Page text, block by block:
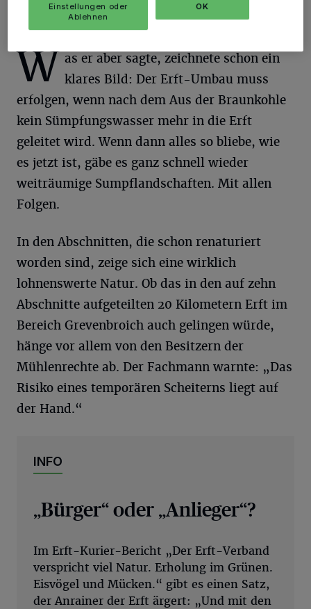
Von Gerhard P. Müller
W as er aber sagte, zeichnete schon ein
klares Bild: Der Erft-Umbau muss
erfolgen, wenn nach dem Aus der Braunkohle
kein Sümpfungswasser mehr in die Erft
geleitet wird. Wenn dann alles so bliebe, wie
es jetzt ist, gäbe es ganz schnell wieder
weiträumige Sumpflandschaften. Mit allen
Folgen.
In den Abschnitten, die schon renaturiert
worden sind, zeige sich eine wirklich
lohnenswerte Natur. Ob das in den auf zehn
Abschnitte aufgeteilten 20 Kilometern Erft im
Bereich Grevenbroich auch gelingen würde,
hänge vor allem von den Besitzern der
Mühlenrechte ab. Der Fachmann warnte: „Das
Risiko eines temporären Scheiterns liegt auf
der Hand.“
INFO
„Bürger“ oder „Anlieger“?
Im Erft-Kurier-Bericht „Der Erft-Verband
verspricht viel Natur. Erholung im Grünen.
Eisvögel und Mücken.“ gibt es einen Satz,
der Anrainer der Erft ärgert: „Und mit den
Einstellungen oder
Ablehnen
OK